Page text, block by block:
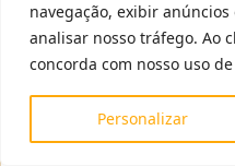
navegação, exibir
analisar nosso tráfego. Ao
concorda com nosso uso
Personalizar